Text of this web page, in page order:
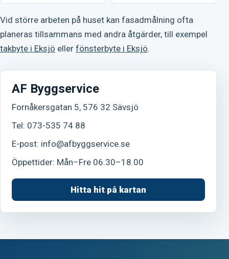
Vid större arbeten på huset kan fasadmålning ofta
planeras tillsammans med andra åtgärder, till exempel
takbyte i Eksjö eller fönsterbyte i Eksjö.
AF Byggservice
Fornåkersgatan 5, 576 32 Sävsjö
Tel: 073-535 74 88
E-post: info@afbyggservice.se
Öppettider: Mån–Fre 06.30–18.00
Hitta hit på kartan